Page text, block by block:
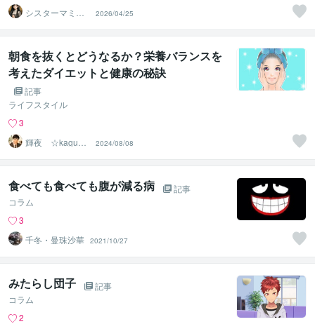
シスターマミー
（まみさんでも
いいですよ）
2026/04/25
朝食を抜くとどうなるか？栄養バランスを
考えたダイエットと健康の秘訣
記事
ライフスタイル
3
輝夜 ☆kaguya
☆
2024/08/08
食べても食べても腹が減る病
記事
コラム
3
千冬・曼珠沙華 2021/10/27
みたらし団子
記事
コラム
2